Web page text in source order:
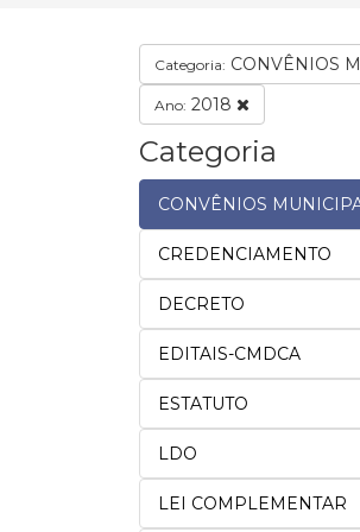
Categoria: CONVÊNIOS
Ano: 2018
Categoria
CONVÊNIOS
CREDENCIAMENTO
DECRETO
EDITAIS-CMDCA
ESTATUTO
LDO
LEI COMPLEMENTAR